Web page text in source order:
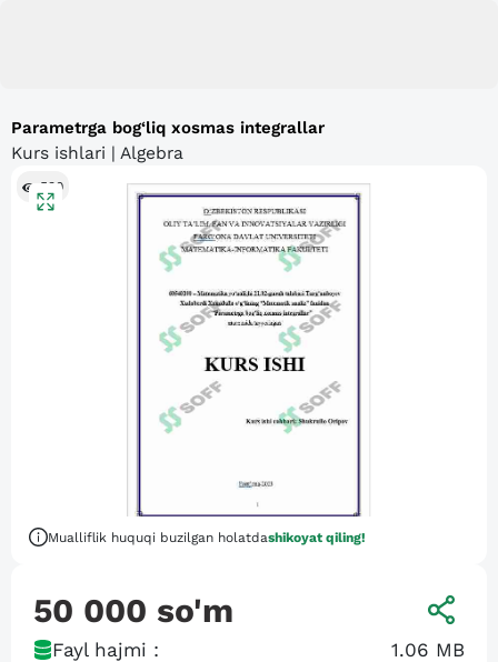
Parametrga bog‘liq xosmas integrallar
Kurs ishlari | Algebra
530
Mualliflik huquqi buzilgan holatdashikoyat qiling!
50 000 so'm
Fayl hajmi :
1.06 MB